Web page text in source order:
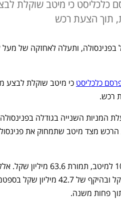
כלכליסט כי מיטב שוקלת
תוך הצעת רכש
כלכליסט
רכש.